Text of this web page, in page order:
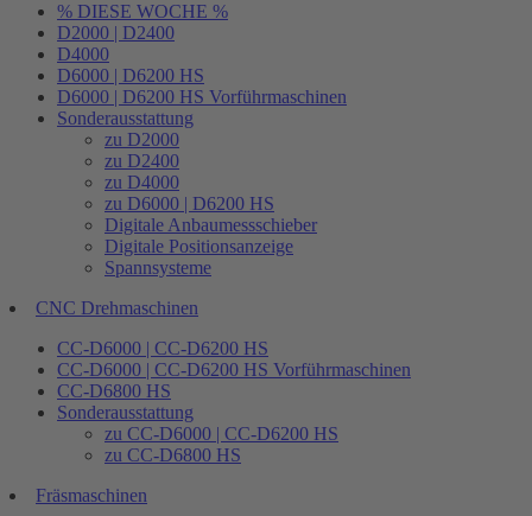
% DIESE WOCHE %
D2000 | D2400
D4000
D6000 | D6200 HS
D6000 | D6200 HS Vorführmaschinen
Sonderausstattung
zu D2000
zu D2400
zu D4000
zu D6000 | D6200 HS
Digitale Anbaumessschieber
Digitale Positionsanzeige
Spannsysteme
CNC Drehmaschinen
CC-D6000 | CC-D6200 HS
CC-D6000 | CC-D6200 HS Vorführmaschinen
CC-D6800 HS
Sonderausstattung
zu CC-D6000 | CC-D6200 HS
zu CC-D6800 HS
Fräsmaschinen